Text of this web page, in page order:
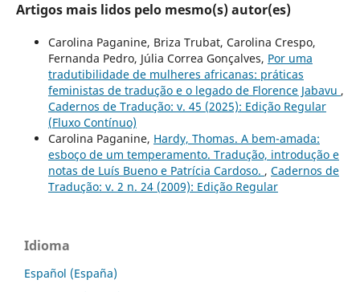
Artigos mais lidos pelo mesmo(s) autor(es)
Carolina Paganine, Briza Trubat, Carolina Crespo,
Fernanda Pedro, Júlia Correa Gonçalves, Por uma
tradutibilidade de mulheres africanas: práticas
feministas de tradução e o legado de Florence Jabavu ,
Cadernos de Tradução: v. 45 (2025): Edição Regular
(Fluxo Contínuo)
Carolina Paganine, Hardy, Thomas. A bem-amada:
esboço de um temperamento. Tradução, introdução e
notas de Luís Bueno e Patrícia Cardoso. , Cadernos de
Tradução: v. 2 n. 24 (2009): Edição Regular
Idioma
Español (España)